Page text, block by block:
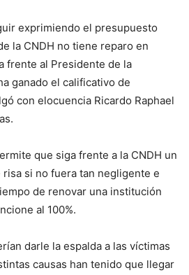
exprimiendo el presupuesto
la CNDH no tiene reparo en
frente al Presidente de la
ganado el calificativo de
con elocuencia Ricardo Raphael
que siga frente a la CNDH un
si no fuera tan negligente e
de renovar una institución
al 100%.
darle la espalda a las víctimas
causas han tenido que llegar